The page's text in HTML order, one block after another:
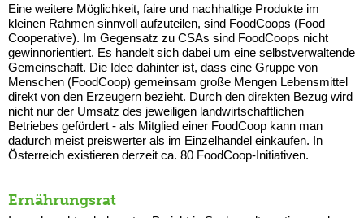
Eine weitere Möglichkeit, faire und nachhaltige Produkte im
kleinen Rahmen sinnvoll aufzuteilen, sind FoodCoops (Food
Cooperative). Im Gegensatz zu CSAs sind FoodCoops nicht
gewinnorientiert. Es handelt sich dabei um eine selbstverwaltende
Gemeinschaft. Die Idee dahinter ist, dass eine Gruppe von
Menschen (FoodCoop) gemeinsam große Mengen Lebensmittel
direkt von den Erzeugern bezieht. Durch den direkten Bezug wird
nicht nur der Umsatz des jeweiligen landwirtschaftlichen
Betriebes gefördert - als Mitglied einer FoodCoop kann man
dadurch meist preiswerter als im Einzelhandel einkaufen. In
Österreich existieren derzeit ca. 80 FoodCoop-Initiativen.
Ernährungsrat